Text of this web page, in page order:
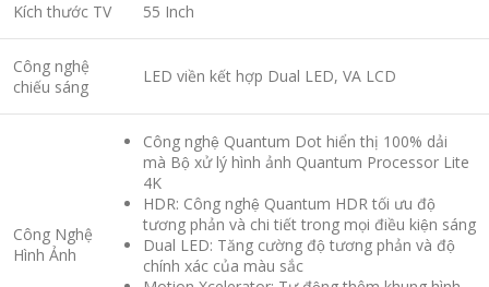
Kích thước TV 55 Inch
Công nghệ
chiếu sáng
LED viền kết hợp Dual LED, VA LCD
Công Nghệ
Hình Ảnh
Công nghệ Quantum Dot hiển thị 100% dải
mà Bộ xử lý hình ảnh Quantum Processor Lite
4K
HDR: Công nghệ Quantum HDR tối ưu độ
tương phản và chi tiết trong mọi điều kiện sáng
Dual LED: Tăng cường độ tương phản và độ
chính xác của màu sắc